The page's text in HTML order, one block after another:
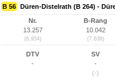
B 56 Düren-Distelrath (B 264) -
Nr.
13.257
(6.954)
B-Rang
10.042
(7.638)
DTV
-
SV
-
(-)